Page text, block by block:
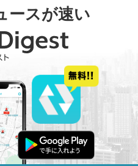
ースが速い